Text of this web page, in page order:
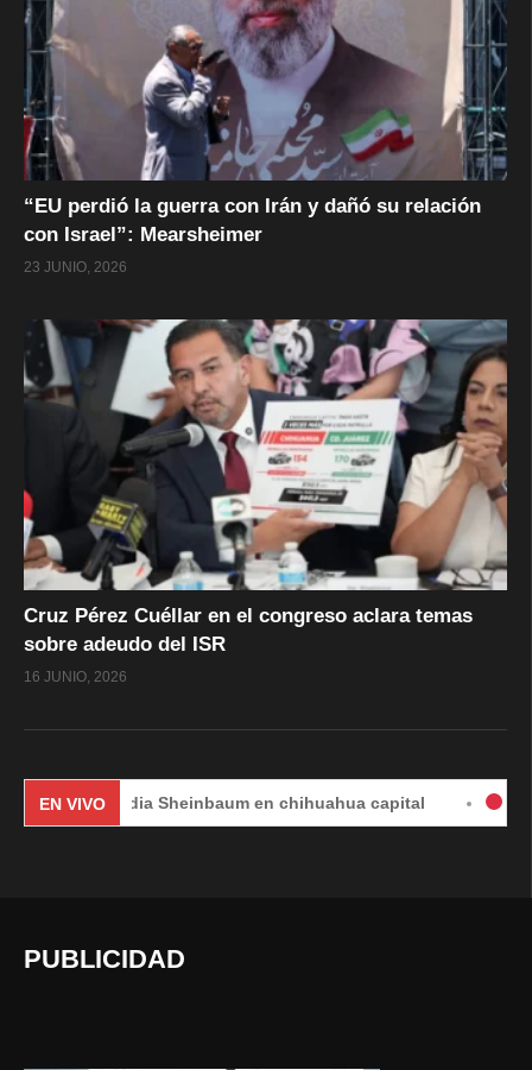
“EU perdió la guerra con Irán y dañó su relación
con Israel”: Mearsheimer
23 JUNIO, 2026
Cruz Pérez Cuéllar en el congreso aclara temas
sobre adeudo del ISR
16 JUNIO, 2026
EN VIVO
Sheinbaum en chihuahua capital #EnVivo | DÍA
PUBLICIDAD